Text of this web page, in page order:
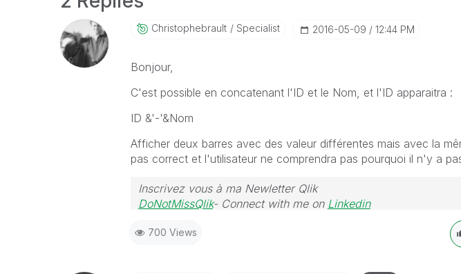
ChristophebraulT Specialist ‎2016-05-09 12:44 PM
Bonjour,
C'est possible en concatenant l'ID et le Nom, et l'ID apparaitra :
ID &'-'&Nom
Afficher deux barres avec des valeur différentes mais avec la
pas correct et l'utilisateur ne comprendra pas pourquoi il n'y a
Inscrivez vous à ma Newletter Qlik
DoNotMissQlik- Connect with me on Linkedin
700 Views